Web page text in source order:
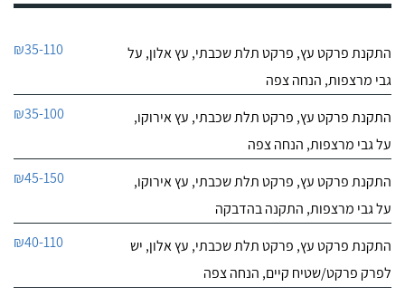
התקנת פרקט עץ, פרקט תלת שכבתי, עץ אלון, על
גבי מרצפות, הנחה צפה
₪35-110
התקנת פרקט עץ, פרקט תלת שכבתי, עץ אירוקו,
על גבי מרצפות, הנחה צפה
₪35-100
התקנת פרקט עץ, פרקט תלת שכבתי, עץ אירוקו,
על גבי מרצפות, התקנה בהדבקה
₪45-150
התקנת פרקט עץ, פרקט תלת שכבתי, עץ אלון, יש
לפרק פרקט/שטיח קיים, הנחה צפה
₪40-110